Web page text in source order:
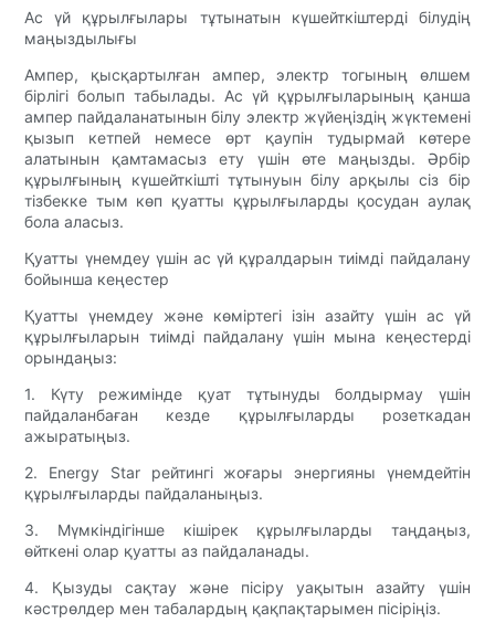
Ас үй құрылғылары тұтынатын күшейткіштерді білудің
маңыздылығы
Ампер, қысқартылған ампер, электр тогының өлшем
бірлігі болып табылады. Ас үй құрылғыларының қанша
ампер пайдаланатынын білу электр жүйеңіздің жүктемені
қызып кетпей немесе өрт қаупін тудырмай көтере
алатынын қамтамасыз ету үшін өте маңызды. Әрбір
құрылғының күшейткішті тұтынуын білу арқылы сіз бір
тізбекке тым көп қуатты құрылғыларды қосудан аулақ
бола аласыз.
Қуатты үнемдеу үшін ас үй құралдарын тиімді пайдалану
бойынша кеңестер
Қуатты үнемдеу және көміртегі ізін азайту үшін ас үй
құрылғыларын тиімді пайдалану үшін мына кеңестерді
орындаңыз:
1. Күту режимінде қуат тұтынуды болдырмау үшін
пайдаланбаған кезде құрылғыларды розеткадан
ажыратыңыз.
2. Energy Star рейтингі жоғары энергияны үнемдейтін
құрылғыларды пайдаланыңыз.
3. Мүмкіндігінше кішірек құрылғыларды таңдаңыз,
өйткені олар қуатты аз пайдаланады.
4. Қызуды сақтау және пісіру уақытын азайту үшін
кәстрөлдер мен табалардың қақпақтарымен пісіріңіз.